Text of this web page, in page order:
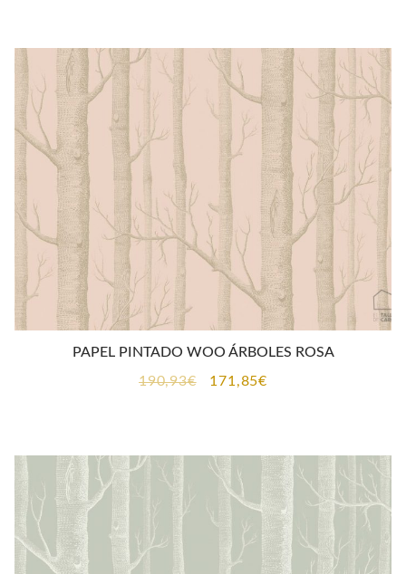
era:
190,93€.
es:
171,85€.
PAPEL PINTADO WOO ÁRBOLES ROSA
190,93€
El
era:
190,93€.
171,85€El
es:
171,85€.